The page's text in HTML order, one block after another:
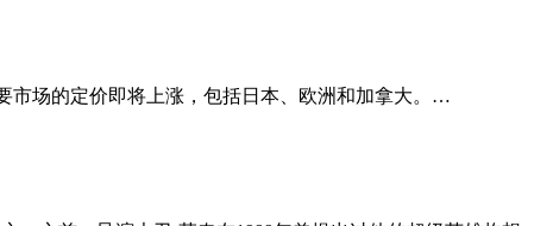
市场的定价即将上涨，包括日本、欧洲和加拿大。…